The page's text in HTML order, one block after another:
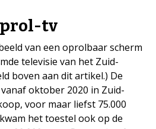
tv
van een oprolbaar scherm
televisie van het Zuid-
boven aan dit artikel.) De
oktober 2020 in Zuid-
voor maar liefst 75.000
het toestel ook op de